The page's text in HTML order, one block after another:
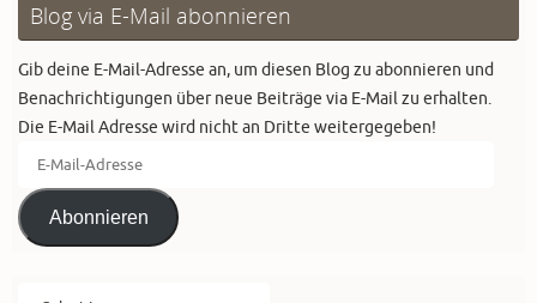
Blog via E-Mail abonnieren
Gib deine E-Mail-Adresse an, um diesen Blog zu abonnieren und
Benachrichtigungen über neue Beiträge via E-Mail zu erhalten.
Die E-Mail Adresse wird nicht an Dritte weitergegeben!
Mail-
AdresseAbonnieren